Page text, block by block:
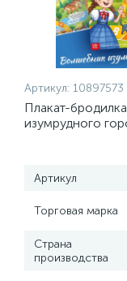
Артикул: 10897573
Плакат-
изумрудного
Артикул
Торговая марка
Страна
производства